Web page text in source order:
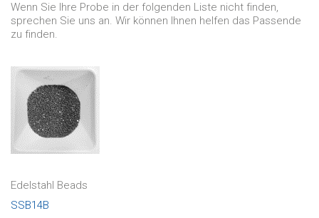
Wenn Sie Ihre Probe in der folgenden Liste nicht finden,
sprechen Sie uns an. Wir können Ihnen helfen das Passende
zu finden.
Edelstahl Beads
SSB14B